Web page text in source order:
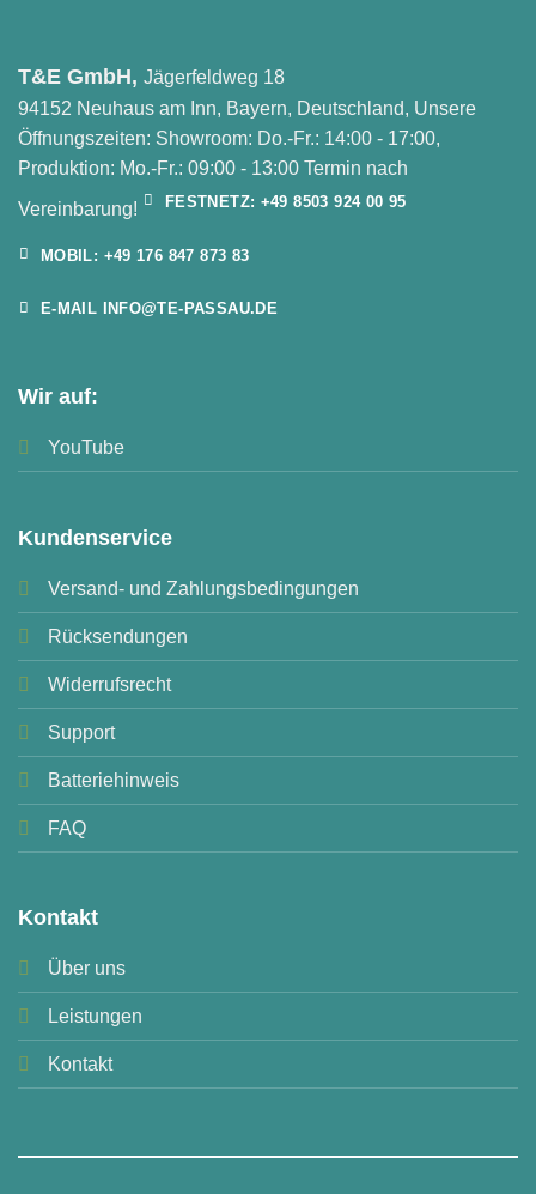
T&E GmbH, Jägerfeldweg 18
94152 Neuhaus am Inn, Bayern, Deutschland, Unsere
Öffnungszeiten: Showroom: Do.-Fr.: 14:00 - 17:00,
Produktion: Mo.-Fr.: 09:00 - 13:00 Termin nach
Vereinbarung!
FESTNETZ: +49 8503 924 00 95
MOBIL: +49 176 847 873 83
E-MAIL INFO@TE-PASSAU.DE
Wir auf:
YouTube
Kundenservice
Versand- und Zahlungsbedingungen
Rücksendungen
Widerrufsrecht
Support
Batteriehinweis
FAQ
Kontakt
Über uns
Leistungen
Kontakt